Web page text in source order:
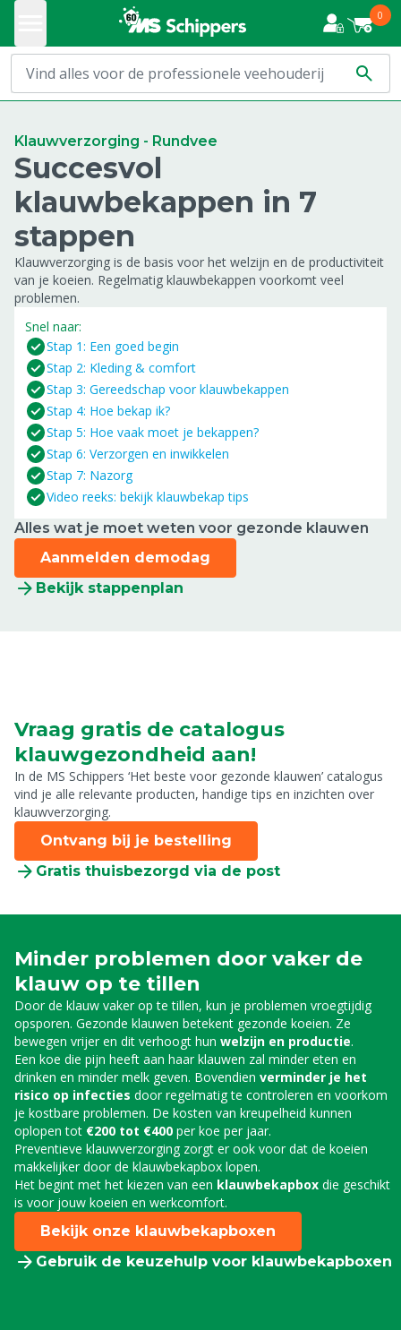
0
Klauwverzorging - Rundvee
Succesvol
klauwbekappen in 7
stappen
Klauwverzorging is de basis voor het welzijn en de productiviteit
van je koeien. Regelmatig klauwbekappen voorkomt veel
problemen.
Snel naar:
Stap 1: Een goed begin
Stap 2: Kleding & comfort
Stap 3: Gereedschap voor klauwbekappen
Stap 4: Hoe bekap ik?
Stap 5: Hoe vaak moet je bekappen?
Stap 6: Verzorgen en inwikkelen
Stap 7: Nazorg
Video reeks: bekijk klauwbekap tips
Alles wat je moet weten voor gezonde klauwen
Aanmelden demodag
Bekijk stappenplan
Vraag gratis de catalogus
klauwgezondheid aan!
In de MS Schippers ‘Het beste voor gezonde klauwen’ catalogus
vind je alle relevante producten, handige tips en inzichten over
klauwverzorging.
Ontvang bij je bestelling
Gratis thuisbezorgd via de post
Minder problemen door vaker de
klauw op te tillen
Door de klauw vaker op te tillen, kun je problemen vroegtijdig
opsporen. Gezonde klauwen betekent gezonde koeien. Ze
bewegen vrijer en dit verhoogt hun welzijn en productie.
Een koe die pijn heeft aan haar klauwen zal minder eten en
drinken en minder melk geven. Bovendien verminder je het
risico op infecties door regelmatig te controleren en voorkom
je kostbare problemen. De kosten van kreupelheid kunnen
oplopen tot €200 tot €400 per koe per jaar.
Preventieve klauwverzorging zorgt er ook voor dat de koeien
makkelijker door de klauwbekapbox lopen.
Het begint met het kiezen van een klauwbekapbox die geschikt
is voor jouw koeien en werkcomfort.
Bekijk onze klauwbekapboxen
Gebruik de keuzehulp voor klauwbekapboxen